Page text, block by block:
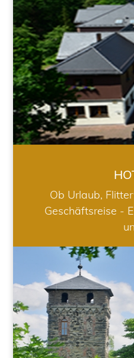
Ob Urlaub,
Geschäftsreise -